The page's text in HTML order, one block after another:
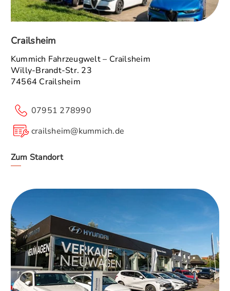
Crailsheim
Kummich Fahrzeugwelt – Crailsheim
Willy-Brandt-Str. 23
74564 Crailsheim
07951 278990
crailsheim@kummich.de
Zum Standort